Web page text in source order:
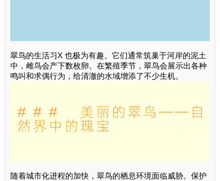
翠鸟的生活习X 也极为有趣。它们通常筑巢于河岸的泥土
中，雌鸟会产下数枚卵。在繁殖季节，翠鸟会展示出各种
鸣叫和求偶行为，给清澈的水域增添了不少生机。
随着城市化进程的加快，翠鸟的栖息环境面临威胁。保护